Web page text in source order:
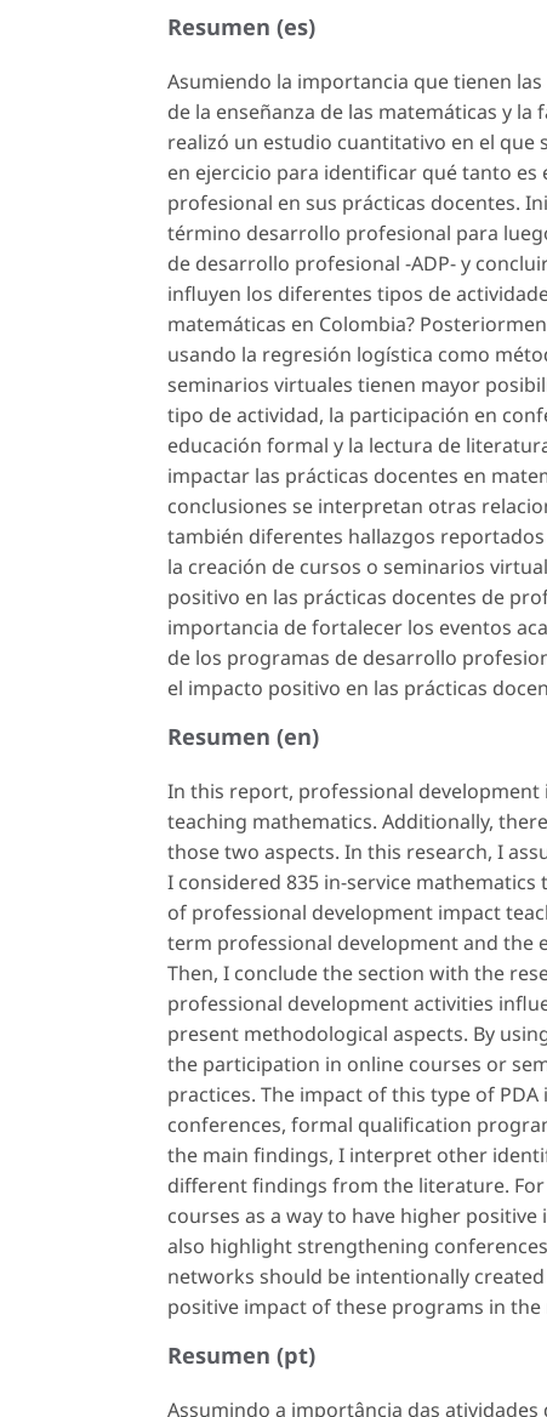
Resumen (es)
Asumiendo la importancia que tienen
de la enseñanza de las matemáticas y
realizó un estudio cuantitativo en el que
en ejercicio para identificar qué tanto
profesional en sus prácticas docentes.
término desarrollo profesional para
de desarrollo profesional -ADP- y
influyen los diferentes tipos de
matemáticas en Colombia?
usando la regresión logística como
seminarios virtuales tienen mayor
tipo de actividad, la participación en
educación formal y la lectura de
impactar las prácticas docentes en
conclusiones se interpretan otras
también diferentes hallazgos
la creación de cursos o seminarios
positivo en las prácticas docentes de
importancia de fortalecer los eventos
de los programas de desarrollo
el impacto positivo en las prácticas
Resumen (en)
In this report, professional
teaching mathematics. Additionally,
those two aspects. In this research, I
I considered 835 in-service
of professional development impact
term professional developmentand the
Then, I conclude the section with the
professional development activities
present methodological aspects. By
the participation in online courses or
practices. The impact of this type of
conferences, formal qualification
the main findings, I interpret other
different findings from the literature.
courses as a way to have higher
also highlight strengthening
networks should be intentionally
positive impact of these programs in
Resumen (pt)
Assumindo a importância das